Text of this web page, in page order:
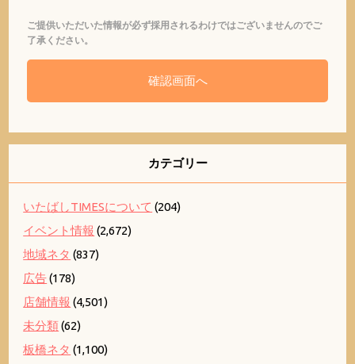
ご提供いただいた情報が必ず採用されるわけではございませんのでご
了承ください。
カテゴリー
いたばしTIMESについて (204)
イベント情報 (2,672)
地域ネタ (837)
広告(178)
店舗情報 (4,501)
未分類(62)
板橋ネタ (1,100)